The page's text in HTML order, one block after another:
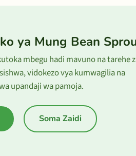
ya Mung Bean
mbegu hadi mavuno na tarehe
vidokezo vya kumwagilia na
upandaji wa pamoja.
Soma Zaidi